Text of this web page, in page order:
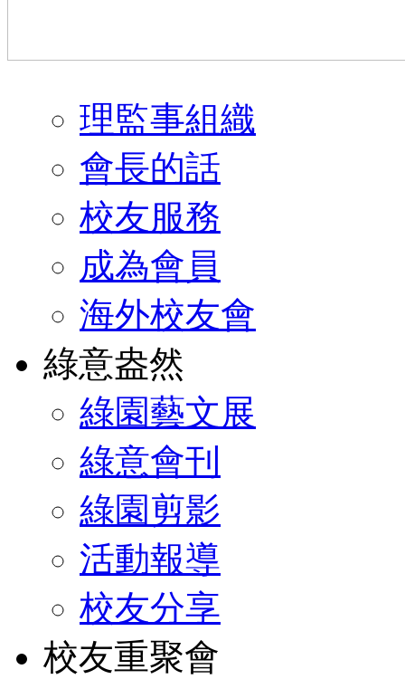
理監事組織
會長的話
校友服務
成為會員
海外校友會
綠意盎然
綠園藝文展
綠意會刊
綠園剪影
活動報導
校友分享
校友重聚會